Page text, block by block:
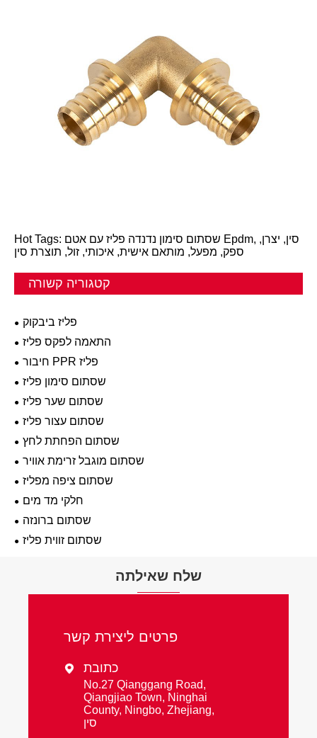
Hot Tags: שסתום סימון נדנדה פליז עם אטם Epdm, סין, יצרן,
ספק, מפעל, מותאם אישית, איכותי, זול, תוצרת סין
קטגוריה קשורה
פליז ביבקוק
התאמה לפקס פליז
חיבור PPR פליז
שסתום סימון פליז
שסתום שער פליז
שסתום עצור פליז
שסתום הפחתת לחץ
שסתום מוגבל זרימת אוויר
שסתום ציפה מפליז
חלקי מד מים
שסתום ברונזה
שסתום זווית פליז
שלח שאילתה
פרטים ליצירת קשר
 כתובת
No.27 Qianggang Road,
Qiangjiao Town, Ninghai
County, Ningbo, Zhejiang,
סין